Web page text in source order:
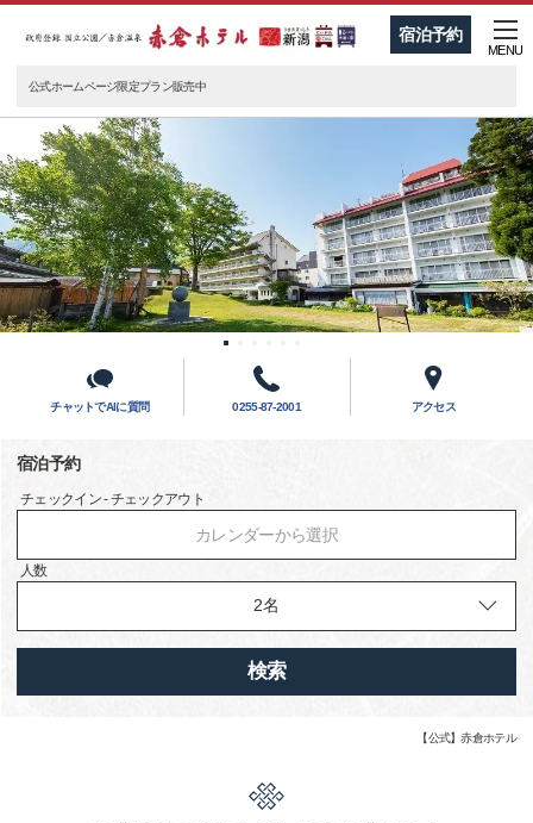
宿泊予約
MENU
公式ホームページ限定プラン販売中
チャットでAIに質問 0255-87-2001 アクセス
宿泊予約
チェックイン - チェックアウト
カレンダーから選択
人数
検索
【公式】赤倉ホテル